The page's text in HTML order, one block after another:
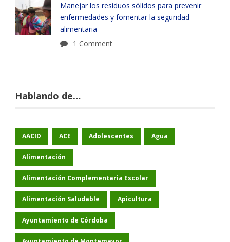
Manejar los residuos sólidos para prevenir
enfermedades y fomentar la seguridad
alimentaria
1 Comment
Hablando de…
AACID ACE Adolescentes Agua
Alimentación
Alimentación Complementaria Escolar
Alimentación Saludable Apicultura
Ayuntamiento de Córdoba